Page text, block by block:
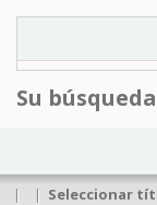
Su
| | Seleccionar